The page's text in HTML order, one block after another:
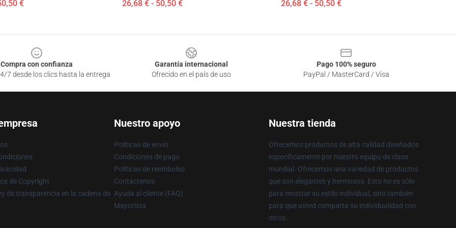
€ 26,68 € - 50,50 € 26,68 € - 50,50 €
Compra con confianza
7 desde los clics hasta la entrega
Garantía internacional
Ofrecido en el país de uso
Pago 100% seguro
PayPal / MasterCard / Visa
de Copyright
de transparencia en la cadena de
Nuestro apoyo
Políticas de envío
Condiciones de pago
Políticas de reembolso
Contáctenos
Ayuda al cliente (FAQ)
Mayorista
Nuestra tienda
Ofrecemos productos de alta calidad diseñados
específicamente por nuestro equipo de clase
mundial. Ofrecemos una variedad de productos
que son elegantes y hermosos. Esto no es sólo
para mostrar su estilo individual, sino también
para que usted comparta su individualidad con
otros.